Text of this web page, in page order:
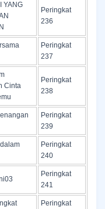
YANG
Peringkat
236
Peringkat
237
Cinta
Peringkat
238
Peringkat
239
Peringkat
240
Peringkat
241
Peringkat